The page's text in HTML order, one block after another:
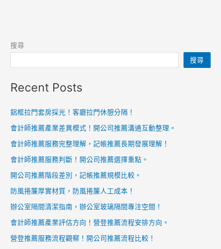
搜尋
搜尋
Recent Posts
鋁框拉門套房採光！客廳拉門休憩分隔！
會計師推薦產業差異模式！開公司推薦溝通互動整理。
會計師推薦服務完整理解，記帳推薦長期發展理解！
會計師推薦服務判斷！開公司推薦選擇重點。
開公司推薦階段差別，記帳推薦規模比較。
防風捲簾厚實材質，防風捲簾人工成本！
辦公室隔間清潔指南，辦公室玻璃隔間專注空間！
會計師推薦產業評估方向！營登推薦流程安排方向。
營登推薦服務流程觀察！開公司推薦流程比較！